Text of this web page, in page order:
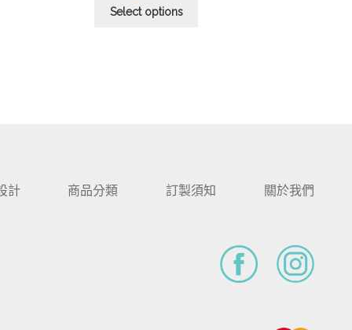
Select options
計 商品分類 訂製須知 關於我們